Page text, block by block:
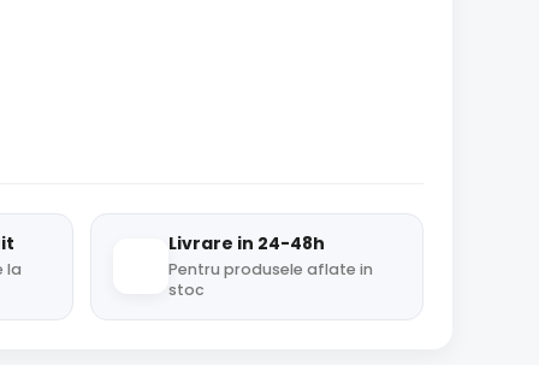
la
Livrare in 24-48h
Pentru produsele aflate in
stoc